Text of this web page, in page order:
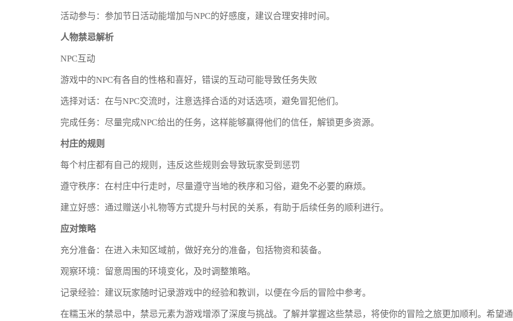
活动参与：参加节日活动能增加与NPC的好感度，建议合理安排时间。
人物禁忌解析
NPC互动
游戏中的NPC有各自的性格和喜好，错误的互动可能导致任务失败
选择对话：在与NPC交流时，注意选择合适的对话选项，避免冒犯他们。
完成任务：尽量完成NPC给出的任务，这样能够赢得他们的信任，解锁更多资源。
村庄的规则
每个村庄都有自己的规则，违反这些规则会导致玩家受到惩罚
遵守秩序：在村庄中行走时，尽量遵守当地的秩序和习俗，避免不必要的麻烦。
建立好感：通过赠送小礼物等方式提升与村民的关系，有助于后续任务的顺利进行。
应对策略
充分准备：在进入未知区域前，做好充分的准备，包括物资和装备。
观察环境：留意周围的环境变化，及时调整策略。
记录经验：建议玩家随时记录游戏中的经验和教训，以便在今后的冒险中参考。
在糯玉米的禁忌中，禁忌元素为游戏增添了深度与挑战。了解并掌握这些禁忌，将使你的冒险之旅更加顺利。希望通